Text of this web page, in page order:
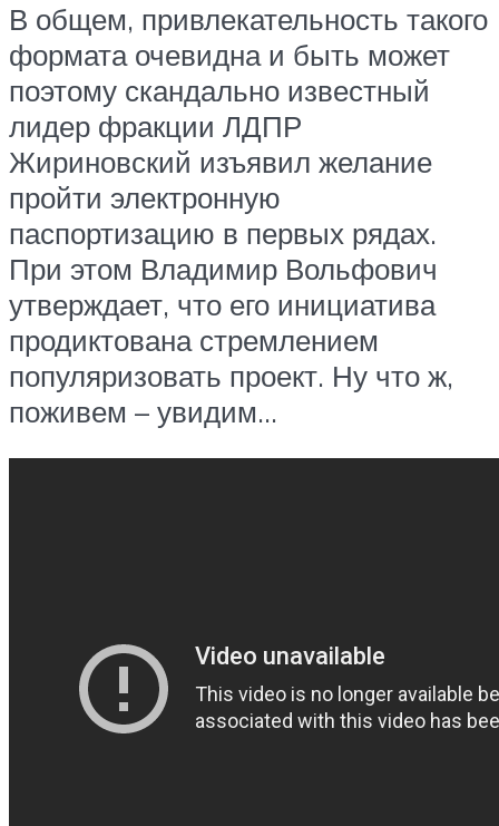
В общем, привлекательность такого
формата очевидна и быть может
поэтому скандально известный
лидер фракции ЛДПР
Жириновский изъявил желание
пройти электронную
паспортизацию в первых рядах.
При этом Владимир Вольфович
утверждает, что его инициатива
продиктована стремлением
популяризовать проект. Ну что ж,
поживем – увидим…